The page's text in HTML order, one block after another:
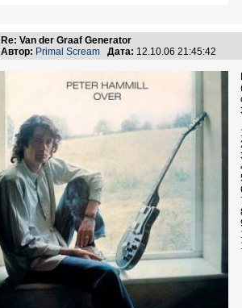
Re: Van der Graaf Generator
Автор: Primal Scream Дата: 12.10.06 21:45:42